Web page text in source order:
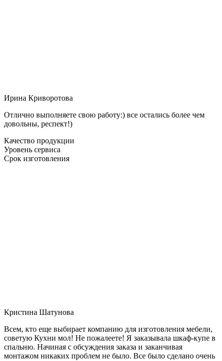
Ирина Криворотова
Отлично выполняете свою работу:) все остались более чем
довольны, респект!)
Качество продукции
Уровень сервиса
Срок изготовления
Кристина Шатунова
Всем, кто еще выбирает компанию для изготовления мебели,
советую Кухни мол! Не пожалеете! Я заказывала шкаф-купе в
спальню. Начиная с обсуждения заказа и заканчивая
монтажом никаких проблем не было. Все было сделано очень